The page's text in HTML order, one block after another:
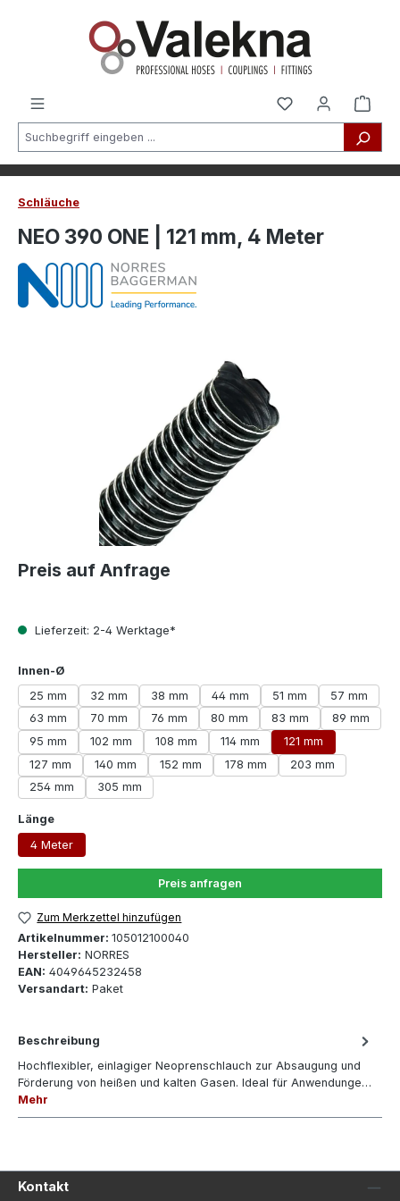
Schläuche
NEO 390 ONE | 121 mm, 4 Meter
Preis auf Anfrage
Lieferzeit: 2-4 Werktage*
Innen-Ø
25 mm
32 mm 38 mm 44 mm 51 mm
57 mm
63 mm
70 mm 76 mm 80 mm 83 mm
89 mm
95 mm
102 mm 108 mm 114 mm
121 mm
127 mm
140 mm 152 mm 178 mm
203 mm
254 mm
305 mm
Längeauswählen
4 Meter
Preis anfragen
Zum Merkzettel hinzufügen
Artikelnummer: 105012100040
Hersteller: NORRES
EAN: 4049645232458
Versandart: Paket
Beschreibung
Hochflexibler, einlagiger Neoprenschlauch zur Absaugung und
Förderung von heißen und kalten Gasen. Ideal für Anwendunge…
Mehr
Kontakt